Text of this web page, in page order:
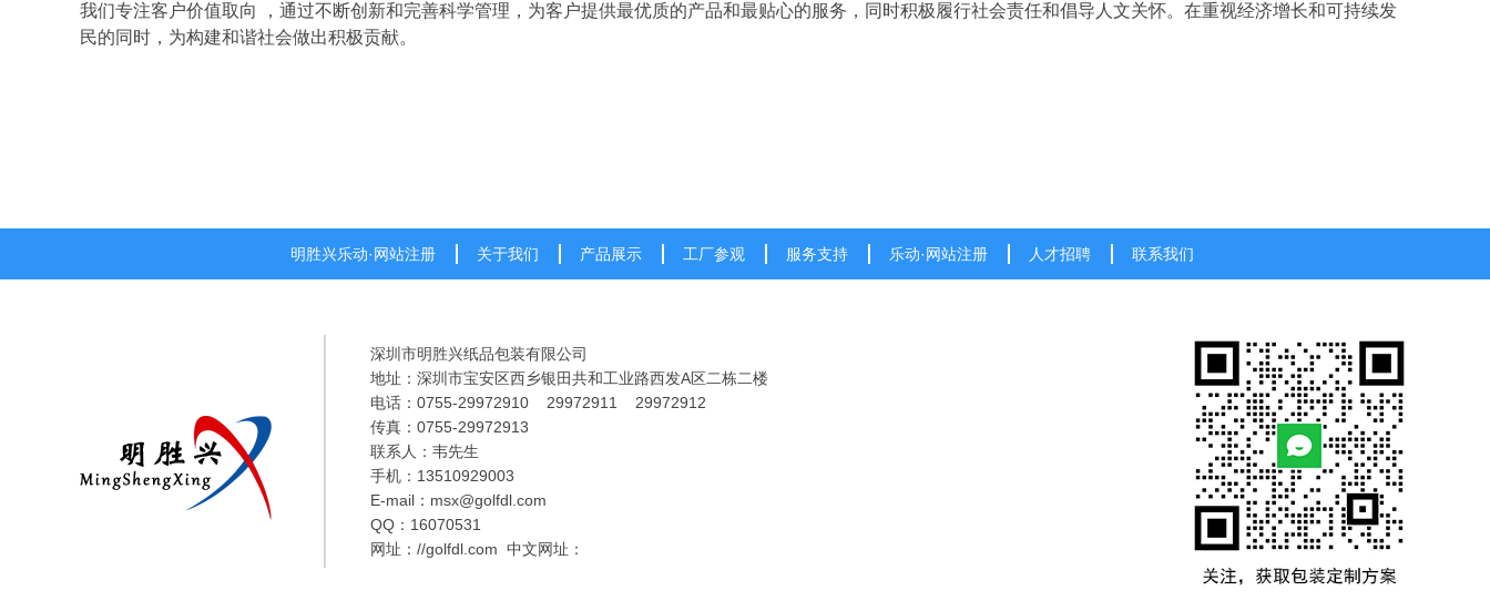
我们专注客户价值取向
，通过不断创新和完善科学管理，为客户提供最优质的产品和最贴心的服务，同时积极履行社会责任和倡导人文关怀。在重视经济增长和可持续发
民的同时，为构建和谐社会做出积极贡献。
明胜兴乐动·网站注册 关于我们 产品展示 工厂参观 服务支持 乐动·网站注册 人才招聘 联系我们
深圳市明胜兴纸品包装有限公司
地址：深圳市宝安区西乡银田共和工业路西发A区二栋二楼
电话：0755-29972910 29972911 29972912
传真：0755-29972913
联系人：韦先生
手机：13510929003
E-mail：msx@golfdl.com
QQ：16070531
网址： //golfdl.com 中文网址：